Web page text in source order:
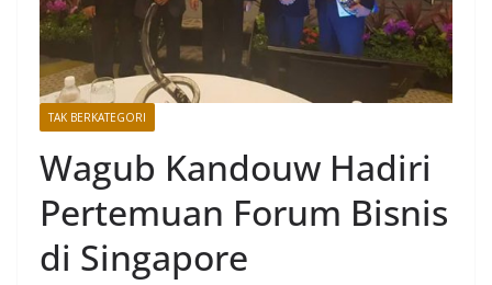
TAK BERKATEGORI
Wagub Kandouw Hadiri
Pertemuan Forum Bisnis
di Singapore